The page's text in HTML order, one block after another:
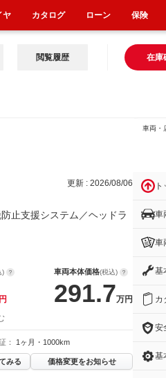
在庫
閲覧履歴
車両・
更新 : 2026/08/06
止支援システム／ヘッドラ
) 車両本体価格(税込)
291.7万円
： 1ヶ月・1000km
みる 価格変更をお知らせ
車
車
基
カ
安
基
ヤ カタログ ローン 保険